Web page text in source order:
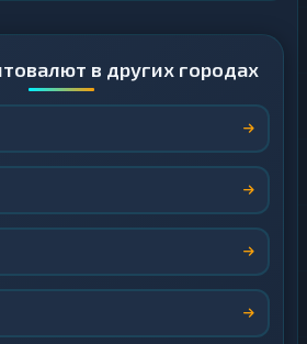
в других городах